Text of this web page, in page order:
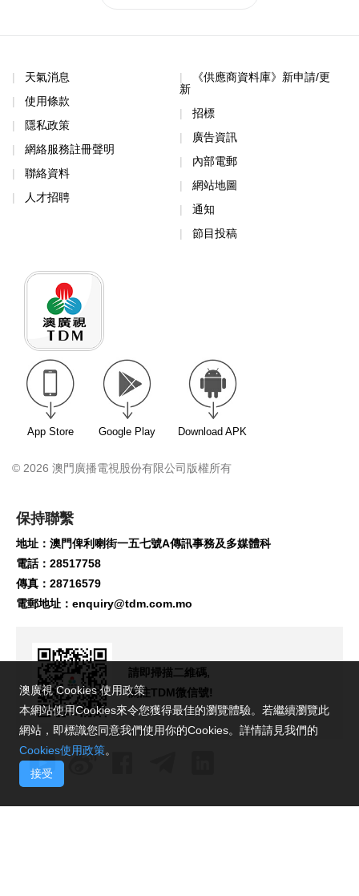
天氣消息
使用條款
隱私政策
網絡服務註冊聲明
聯絡資料
人才招聘
《供應商資料庫》新申請/更
新
招標
廣告資訊
內部電郵
網站地圖
通知
節目投稿
App Store Google Play Download APK
© 2026 澳門廣播電視股份有限公司版權所有
保持聯繫
地址：澳門俾利喇街一五七號A傳訊事務及多媒體科
電話：28517758
傳真：28716579
電郵地址： enquiry@tdm.com.mo
請即掃描二維碼,
關注TDM微信號!
澳廣視 Cookies 使用政策
本網站使用Cookies來令您獲得最佳的瀏覽體驗。若繼續瀏覽此
網站，即標識您同意我們使用你的Cookies。詳情請見我們的
Cookies使用政策。
接受